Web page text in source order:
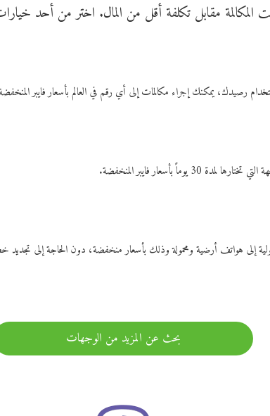
إلى هواتف أرضية ومحمولة وذلك بأسعار منخفضة، دون الحاجة إلى
بحث عن المزيد من الوجهات